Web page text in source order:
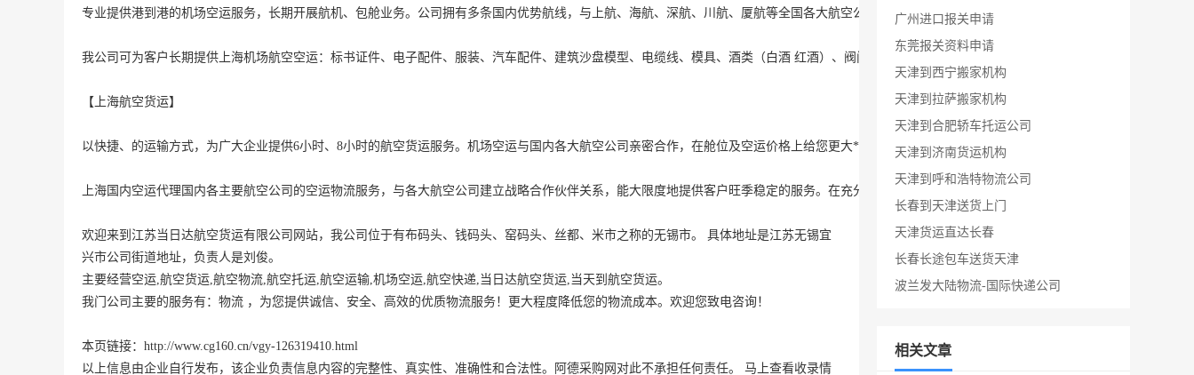
专业提供港到港的机场空运服务，长期开展航机、包舱业务。公司拥有多条国内优势航线，与上航、海航、深航、川航、厦航等全国各大航空公司均建立了密切的业务往来，航线涵盖全国各重要空港
我公司可为客户长期提供上海机场航空空运：标书证件、电子配件、服装、汽车配件、建筑沙盘模型、电缆线、模具、酒类（白酒 红酒）、阀门设备、齿轮、电机机柜、水果蔬菜、草莓、苗木、精密
【上海航空货运】
以快捷、的运输方式，为广大企业提供6小时、8小时的航空货运服务。机场空运与国内各大航空公司亲密合作，在舱位及空运价格上给您更大**及优惠.
上海国内空运代理国内各主要航空公司的空运物流服务，与各大航空公司建立战略合作伙伴关系，能大限度地提供客户旺季稳定的服务。在充分了解客户需求的基础上对空运进行航班比较、承运人
欢迎来到江苏当日达航空货运有限公司网站，我公司位于有布码头、钱码头、窑码头、丝都、米市之称的无锡市。 具体地址是江苏无锡宜
兴市公司街道地址，负责人是刘俊。
主要经营空运,航空货运,航空物流,航空托运,航空运输,机场空运,航空快递,当日达航空货运,当天到航空货运。
我门公司主要的服务有：物流 ，为您提供诚信、安全、高效的优质物流服务！更大程度降低您的物流成本。欢迎您致电咨询！
本页链接： http://www.cg160.cn/vgy-126319410.html
以上信息由企业自行发布，该企业负责信息内容的完整性、真实性、准确性和合法性。阿德采购网对此不承担任何责任。
马上查看收录情
广州进口报关申请
东莞报关资料申请
天津到西宁搬家机构
天津到拉萨搬家机构
天津到合肥轿车托运公司
天津到济南货运机构
天津到呼和浩特物流公司
长春到天津送货上门
天津货运直达长春
长春长途包车送货天津
波兰发大陆物流-国际快递公司
相关文章